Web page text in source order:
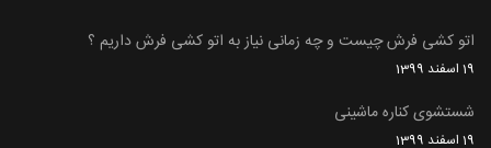
اتو کشی فرش چیست و چه زمانی نیاز به اتو کشی فرش داریم ؟
19 اسفند 1399
شستشوی کناره ماشینی
19 اسفند 1399